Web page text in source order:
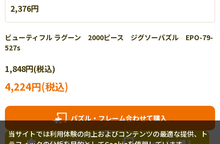
軽量なアルミを使用し丈夫で扱いやすいパネルです。【
2,376円
ビューティフル ラグーン 2000ピース ジグソーパズル EPO-79-
527s
1,848円(税込)
4,224円(税込)
パズル・フレーム合わせて購入
当サイトでは利用体験の向上およびコンテンツの最適な提供、ト